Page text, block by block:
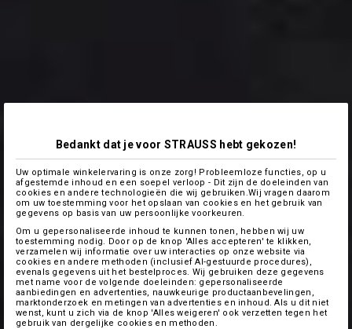
Bedankt dat je voor STRAUSS hebt gekozen!
Uw optimale winkelervaring is onze zorg! Probleemloze functies, op u
afgestemde inhoud en een soepel verloop - Dit zijn de doeleinden van
cookies en andere technologieën die wij gebruiken.Wij vragen daarom
om uw toestemming voor het opslaan van cookies en het gebruik van
gegevens op basis van uw persoonlijke voorkeuren.
Om u gepersonaliseerde inhoud te kunnen tonen, hebben wij uw
toestemming nodig. Door op de knop 'Alles accepteren' te klikken,
verzamelen wij informatie over uw interacties op onze website via
cookies en andere methoden (inclusief AI-gestuurde procedures),
evenals gegevens uit het bestelproces. Wij gebruiken deze gegevens
met name voor de volgende doeleinden: gepersonaliseerde
aanbiedingen en advertenties, nauwkeurige productaanbevelingen,
marktonderzoek en metingen van advertenties en inhoud. Als u dit niet
wenst, kunt u zich via de knop 'Alles weigeren' ook verzetten tegen het
gebruik van dergelijke cookies en methoden.